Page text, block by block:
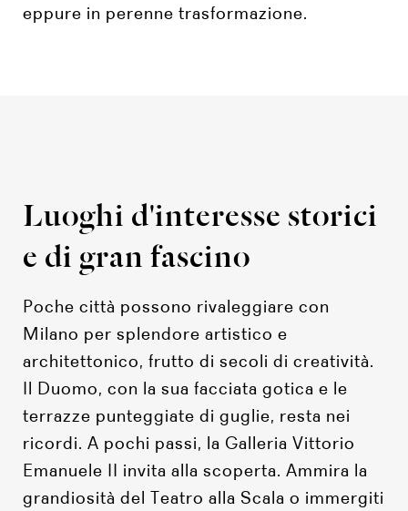
eppure in perenne trasformazione.
Luoghi d'interesse storici
e di gran fascino
Poche città possono rivaleggiare con
Milano per splendore artistico e
architettonico, frutto di secoli di creatività.
Il Duomo, con la sua facciata gotica e le
terrazze punteggiate di guglie, resta nei
ricordi. A pochi passi, la Galleria Vittorio
Emanuele II invita alla scoperta. Ammira la
grandiosità del Teatro alla Scala o immergiti